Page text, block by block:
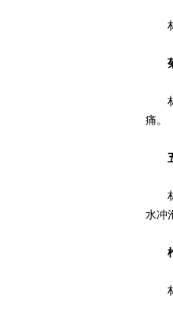
材
菊
材
痛。
五
材
水冲
枸
材